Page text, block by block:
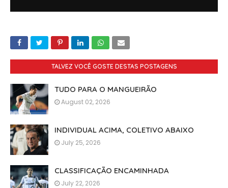
TALVEZ VOCÊ GOSTE DESTAS POSTAGENS
TUDO PARA O MANGUEIRÃO
August 02, 2026
INDIVIDUAL ACIMA, COLETIVO ABAIXO
July 25, 2026
CLASSIFICAÇÃO ENCAMINHADA
July 22, 2026